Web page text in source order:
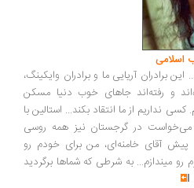
آریایی ما و برادران وایکینگ،
جاهای خوب دنیا مسکن
از ما انتقاد بکند... استالین با
در گرجستان نیز همه روسی
خامنه‌ای، من برای خودم رو
به شرطی که شماها برگردید